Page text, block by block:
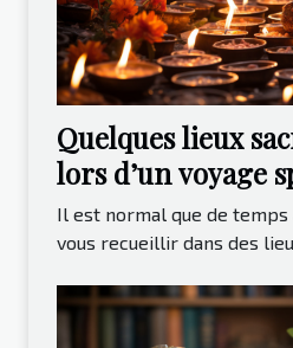
Quelques lieux
lors d’un voyage
Il est normal que de temps
vous recueillir dans des